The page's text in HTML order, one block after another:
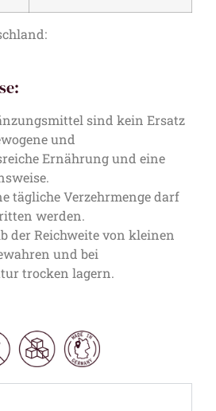
sind kein Ersatz
und
Ernährung und eine
tägliche Verzehrmenge darf
werden.
der Reichweite von kleinen
und bei
trocken lagern.